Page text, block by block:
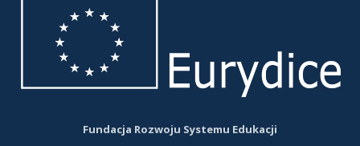
Fundacja Rozwoju Systemu Edukacji